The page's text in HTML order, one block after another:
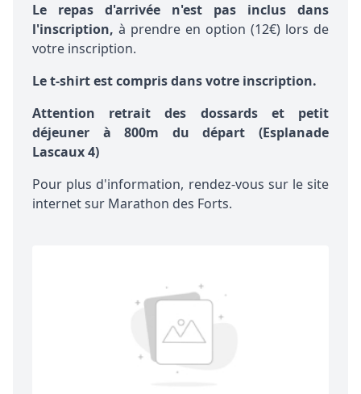
Le repas d'arrivée n'est pas inclus dans
l'inscription, à prendre en option (12€) lors de
votre inscription.
Le t-shirt est compris dans votre inscription.
Attention retrait des dossards et petit
déjeuner à 800m du départ (Esplanade
Lascaux 4)
Pour plus d'information, rendez-vous sur le site
internet sur Marathon des Forts.